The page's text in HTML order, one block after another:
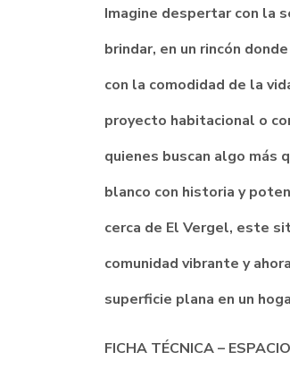
Imagine despertar con la
brindar, en un rincón
con la comodidad de la
proyecto habitacional o
quienes buscan algo más
blanco con historia y
cerca de El Vergel, este
comunidad vibrante y
superficie plana en un
FICHA TÉCNICA –